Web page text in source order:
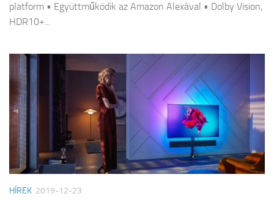
platform • Együttműködik az Amazon Alexával • Dolby Vision,
HDR10+...
HÍREK 2019-12-23